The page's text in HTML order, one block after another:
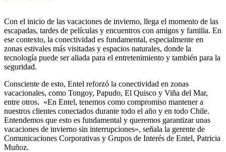
Con el inicio de las vacaciones de invierno, llega el momento de las
escapadas, tardes de películas y encuentros con amigos y familia. En
ese contexto, la conectividad es fundamental, especialmente en
zonas estivales más visitadas y espacios naturales, donde la
tecnología puede ser aliada para el entretenimiento y también para la
seguridad.
Consciente de esto, Entel reforzó la conectividad en zonas
vacacionales, como Tongoy, Papudo, El Quisco y Viña del Mar,
entre otros. «En Entel, tenemos como compromiso mantener a
nuestros clientes conectados durante todo el año y en todo Chile.
Entendemos que esto es fundamental y queremos garantizar unas
vacaciones de invierno sin interrupciones», señala la gerente de
Comunicaciones Corporativas y Grupos de Interés de Entel, Patricia
Muñoz.